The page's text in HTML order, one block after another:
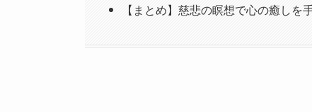
【まとめ】慈悲の瞑想で心の癒しを